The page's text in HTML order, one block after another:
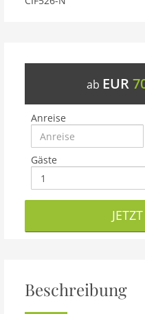
ab EUR
Anreise
Gäste
Beschreibung